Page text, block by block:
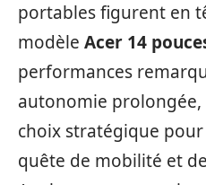
portables figurent en
modèle Acer 14
performances
autonomie prolongée,
choix stratégique
quête de mobilité et